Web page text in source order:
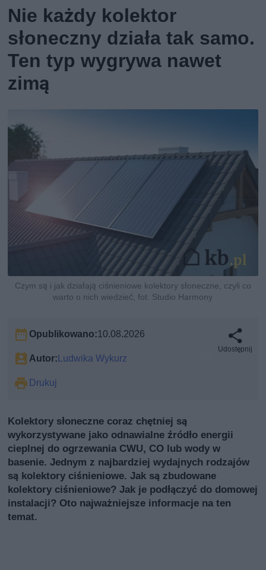
Nie każdy kolektor
słoneczny działa tak samo.
Ten typ wygrywa nawet
zimą
Czym są i jak działają ciśnieniowe kolektory słoneczne, czyli co
warto o nich wiedzieć, fot. Studio Harmony
Opublikowano:10.08.2026
Autor:Ludwika Wykurz
Drukuj
Udostępnij
Kolektory słoneczne coraz chętniej są
wykorzystywane jako odnawialne źródło energii
cieplnej do ogrzewania CWU, CO lub wody w
basenie. Jednym z najbardziej wydajnych rodzajów
są kolektory ciśnieniowe. Jak są zbudowane
kolektory ciśnieniowe? Jak je podłączyć do domowej
instalacji? Oto najważniejsze informacje na ten
temat.